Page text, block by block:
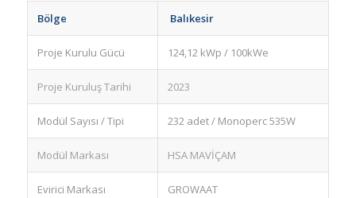
Bölge Balıkesir
Proje Kurulu Gücü 124,12 kWp / 100kWe
Proje Kuruluş Tarihi 2023
Modül Sayısı / Tipi 232 adet / Monoperc 535W
Modül Markası HSA MAVİÇAM
Evirici Markası GROWAAT